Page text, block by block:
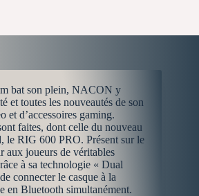
bat son plein, NACON y
et toutes les nouveautés de son
et d’accessoires gaming.
faites, dont celle du nouveau
le RIG 600 PRO. Présent sur le
aux joueurs de véritables
à sa technologie « Dual
connecter le casque à la
en Bluetooth simultanément.